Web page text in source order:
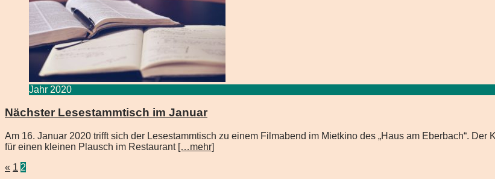
Jahr 2020
Nächster Lesestammtisch im Januar
Am 16. Januar 2020 trifft sich der Lesestammtisch zu einem Filmabend im Mietkino des „Haus am Eberbach“.
für einen kleinen Plausch im Restaurant […mehr]
Beitragsnavigation
« 1 2